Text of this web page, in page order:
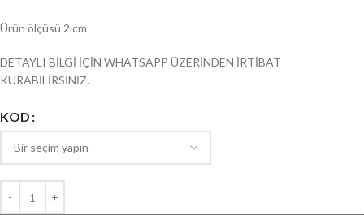
Ürün ölçüsü 2 cm
DETAYLI BİLGİ İÇİN WHATSAPP ÜZERİNDEN İRTİBAT
KURABİLİRSİNİZ.
KOD